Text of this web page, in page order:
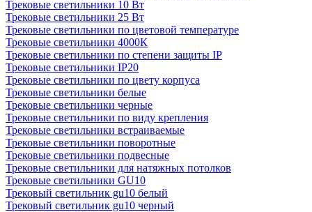
Трековые светильники 10 Вт
Трековые светильники 25 Вт
Трековые светильники по цветовой температуре
Трековые светильники 4000К
Трековые светильники по степени защиты IP
Трековые светильники IP20
Трековые светильники по цвету корпуса
Трековые светильники белые
Трековые светильники черные
Трековые светильники по виду крепления
Трековые светильники встраиваемые
Трековые светильники поворотные
Трековые светильники подвесные
Трековые светильники для натяжных потолков
Трековые светильники GU10
Трековый светильник gu10 белый
Трековый светильник gu10 черный